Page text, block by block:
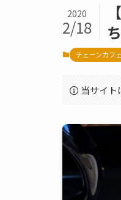
2020
2/18
チェーンカフェ
当サイト